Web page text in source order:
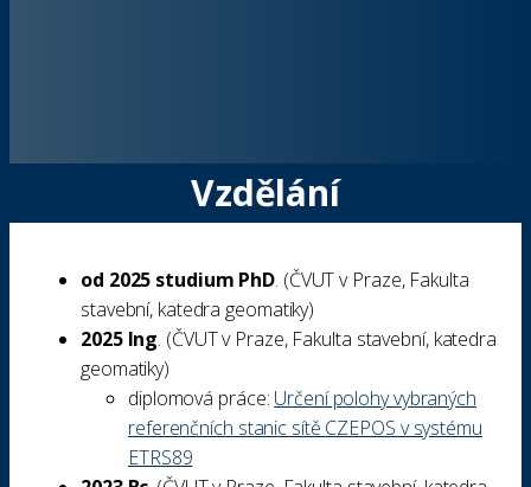
Vzdělání
od 2025 studium PhD. (ČVUT v Praze, Fakulta
stavební, katedra geomatiky)
2025 Ing. (ČVUT v Praze, Fakulta stavební, katedra
geomatiky)
diplomová práce: Určení polohy vybraných
referenčních stanic sítě CZEPOS v systému
ETRS89